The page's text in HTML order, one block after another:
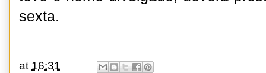
sexta.
at 16:31